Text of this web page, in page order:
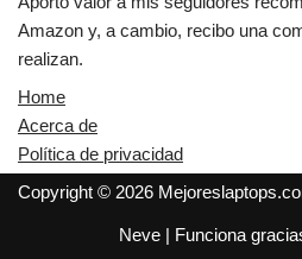
Amazon y, a cambio, recibo una
realizan.
Home
Acerca de
Política de privacidad
Copyright © 2026
Neve| Funciona